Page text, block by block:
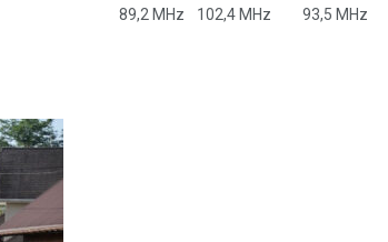
89,2 MHz
102,4 MHz 93,5 MHz